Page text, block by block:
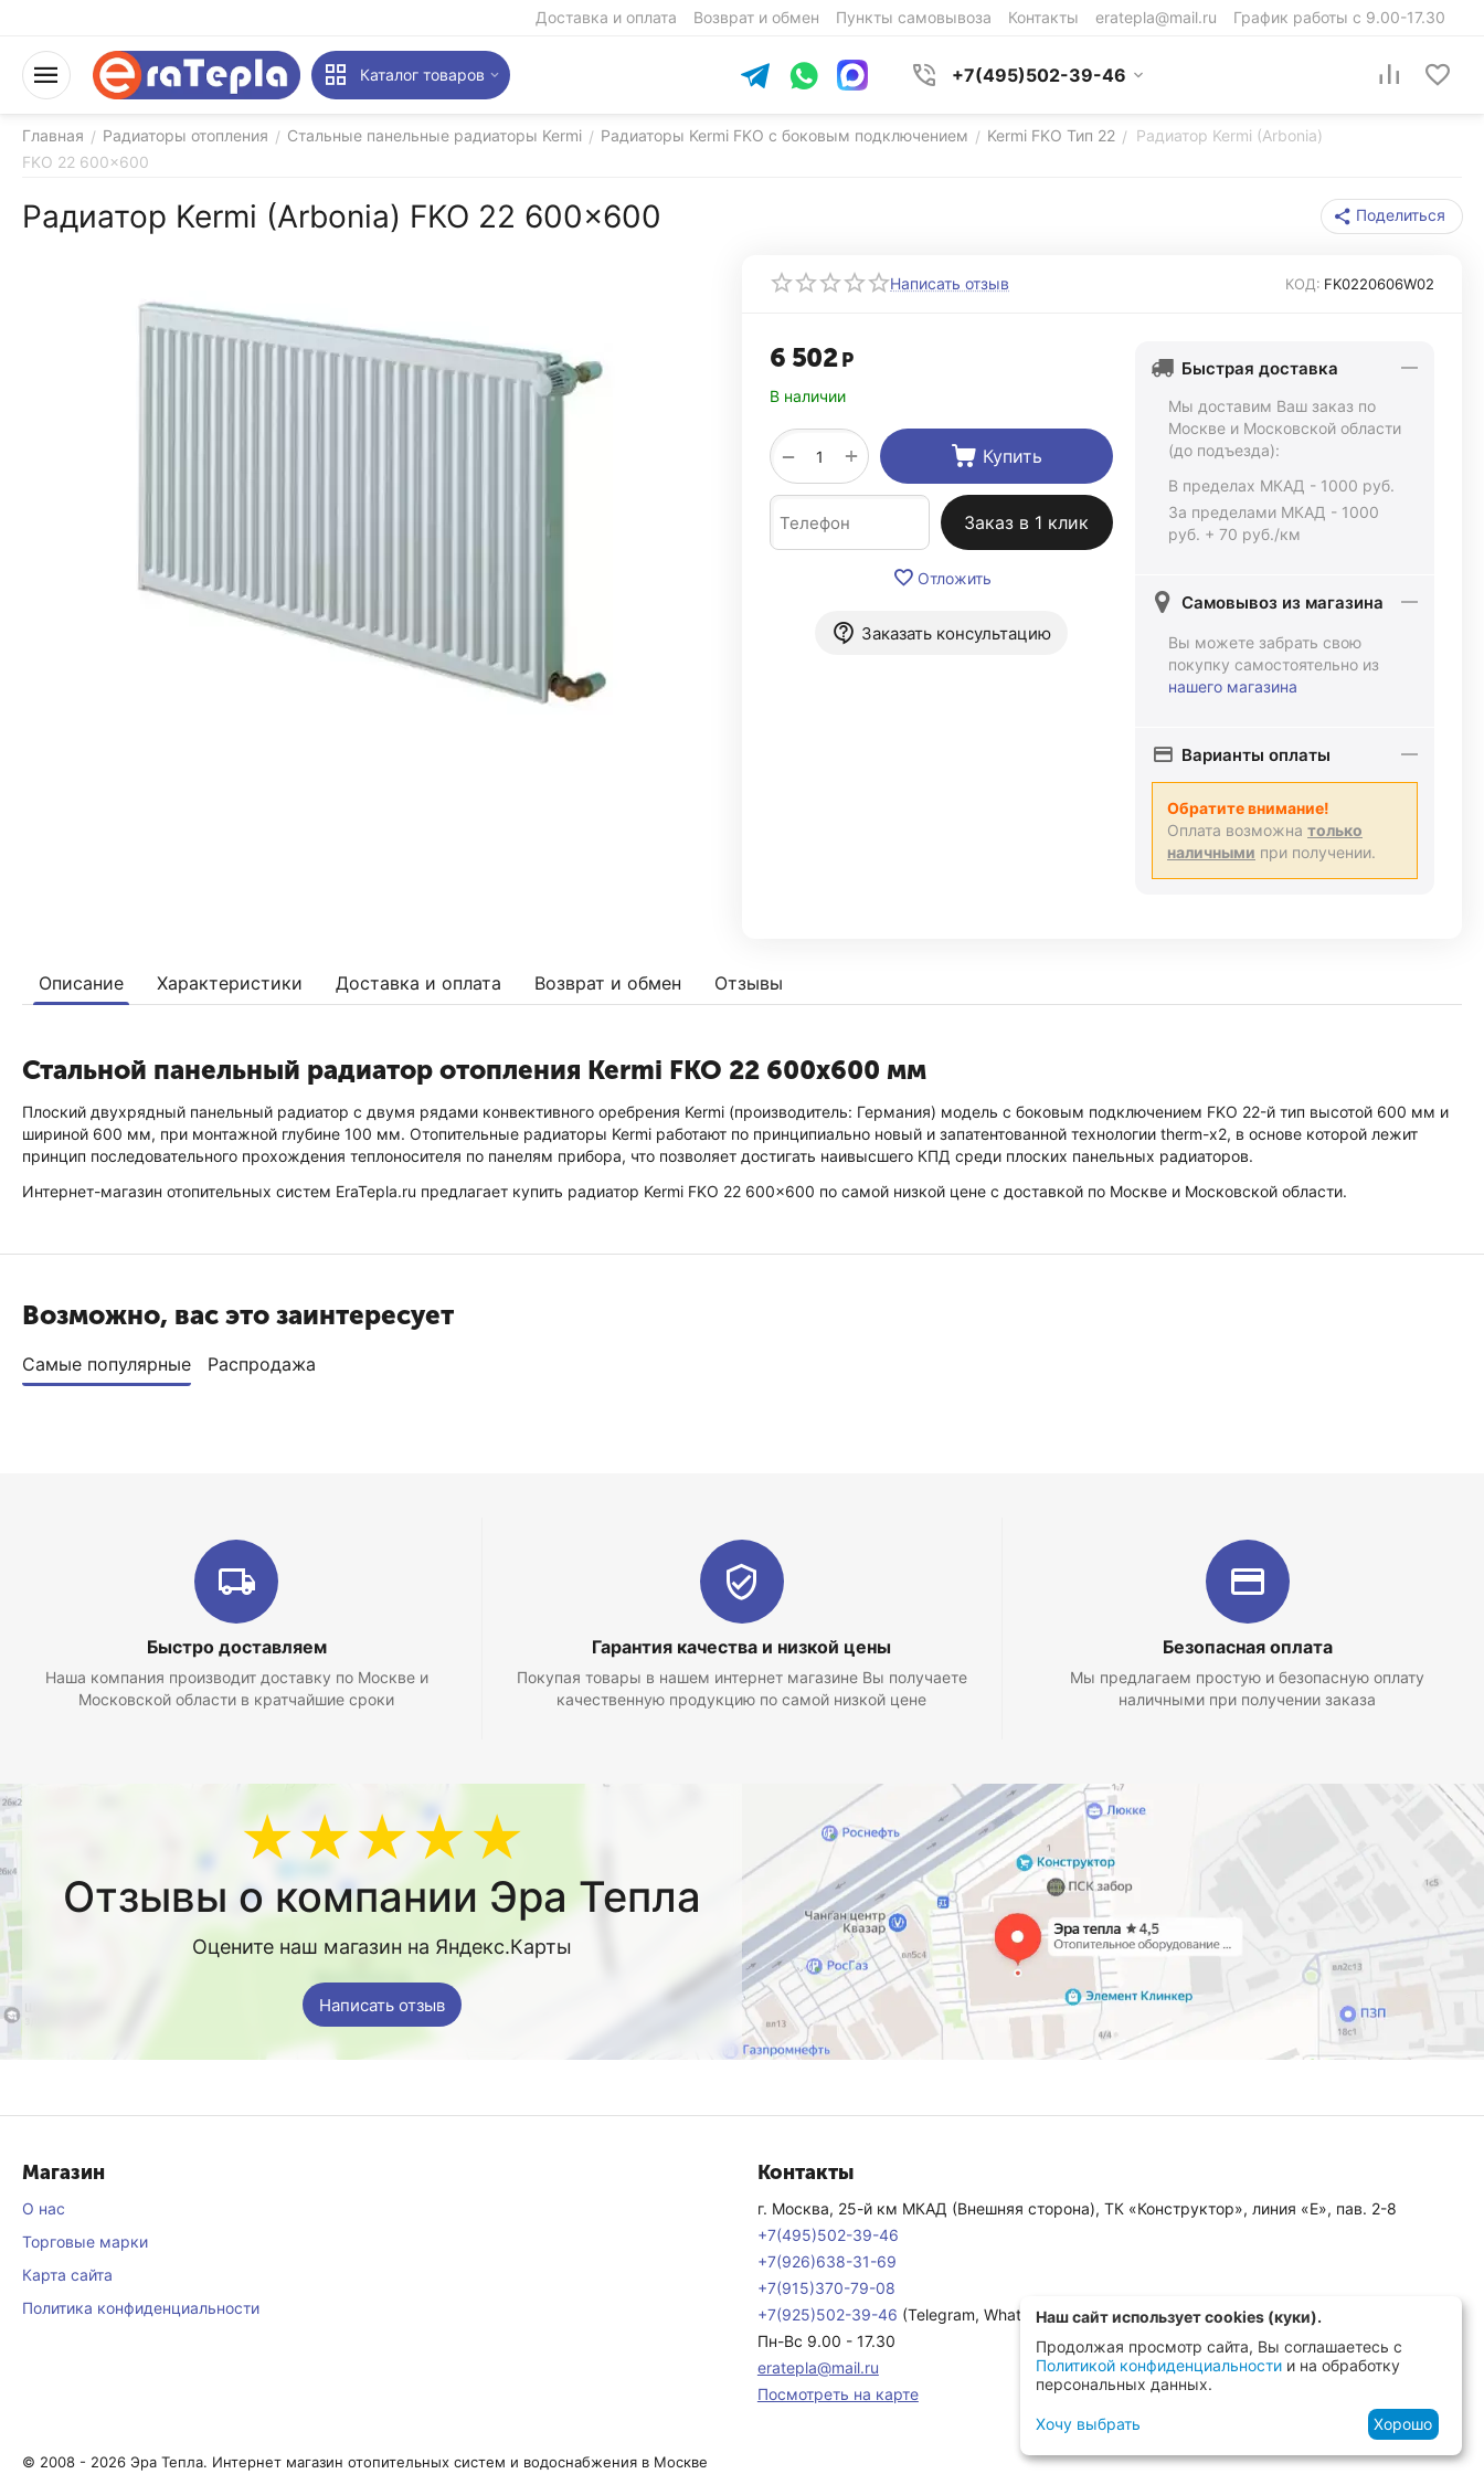
Доставка и оплата Возврат и обмен Пункты самовывоза Контакты eratepla@mail.ru График работы с 9.00-17.30
Каталог товаров +7(495)502-39-46
Главная / Радиаторы отопления / Стальные панельные радиаторы Kermi / Радиаторы Kermi FKO с боковым подключением / Kermi FKO Тип 22 / Радиатор Kermi (Arbonia)
FKO 22 600x600
Радиатор Kermi (Arbonia) FKO 22 600x600 Поделиться
Написать отзыв КОД: FK0220606W02
6 502 Р
В наличии
+
− Купить
Заказ в 1 клик
Отложить
Заказать консультацию
Быстрая доставка
Мы доставим Ваш заказ по
Москве и Московской области
(до подъезда):
В пределах МКАД - 1000 руб.
За пределами МКАД - 1000
руб. + 70 руб./км
Самовывоз из магазина
Вы можете забрать свою
покупку самостоятельно из
нашего магазина
Варианты оплаты
Обратите внимание!
Оплата возможна только
наличными при получении.
Описание Характеристики Доставка и оплата Возврат и обмен Отзывы
Стальной панельный радиатор отопления Kermi FKO 22 600x600 мм
Плоский двухрядный панельный радиатор с двумя рядами конвективного оребрения Kermi (производитель: Германия) модель с боковым подключением FKO 22-й тип высотой 600 мм и
шириной 600 мм, при монтажной глубине 100 мм. Отопительные радиаторы Kermi работают по принципиально новый и запатентованной технологии therm-x2, в основе которой лежит
принцип последовательного прохождения теплоносителя по панелям прибора, что позволяет достигать наивысшего КПД среди плоских панельных радиаторов.
Интернет-магазин отопительных систем EraTepla.ru предлагает купить радиатор Kermi FKO 22 600x600 по самой низкой цене с доставкой по Москве и Московской области.
Возможно, вас это заинтересует
Самые популярные Распродажа
Быстро доставляем
Наша компания производит доставку по Москве и
Московской области в кратчайшие сроки
Гарантия качества и низкой цены
Покупая товары в нашем интернет магазине Вы получаете
качественную продукцию по самой низкой цене
Безопасная оплата
Мы предлагаем простую и безопасную оплату
наличными при получении заказа
★★★★★
Отзывы о компании Эра Тепла
Оцените наш магазин на Яндекс.Карты
Написать отзыв
Магазин
О нас
Торговые марки
Карта сайта
Политика конфиденциальности
Контакты
г. Москва, 25-й км МКАД (Внешняя сторона), ТК «Конструктор», линия «Е», пав. 2-8
+7(495)502-39-46
+7(926)638-31-69
+7(915)370-79-08
+7(925)502-39-46 (Telegram, WhatsApp, MAX)
Пн-Вс 9.00 - 17.30
eratepla@mail.ru
Посмотреть на карте
© 2008 - 2026 Эра Тепла. Интернет магазин отопительных систем и водоснабжения в Москве
Наш сайт использует cookies (куки).
Продолжая просмотр сайта, Вы соглашаетесь с
Политикой конфиденциальности и на обработку
персональных данных.
Хочу выбрать Хорошо